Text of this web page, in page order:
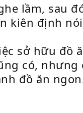
lầm, sau
kiên định
sở hữu đồ
có, nhưng
đồ ăn